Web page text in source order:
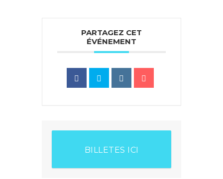
PARTAGEZ CET
ÉVÉNEMENT
BILLETES ICI